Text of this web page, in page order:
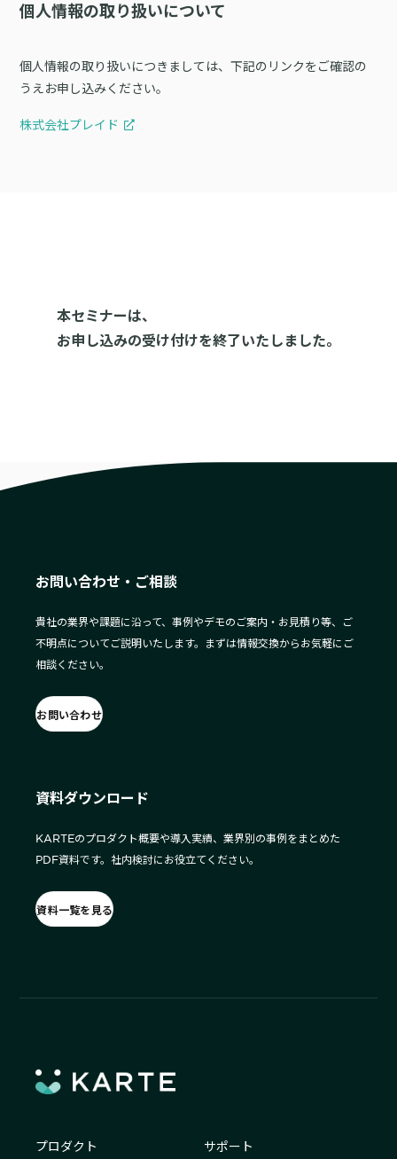
個人情報の取り扱いについて
個人情報の取り扱いにつきましては、下記のリンクをご確認の
うえお申し込みください。
株式会社プレイド
本セミナーは、
お申し込みの受け付けを終了いたしました。
お問い合わせ・ご相談
貴社の業界や課題に沿って、事例やデモのご案内・お見積り等、ご
不明点についてご説明いたします。まずは情報交換からお気軽にご
相談ください。
お問い合わせ
資料ダウンロード
KARTEのプロダクト概要や導入実績、業界別の事例をまとめた
PDF資料です。社内検討にお役立てください。
資料一覧を見る
プロダクト サポート